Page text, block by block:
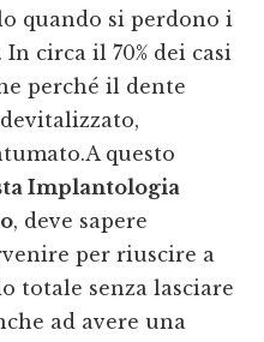
quando si perdono i
circa il 70% dei casi
perché il dente
questo
Implantologia
, deve sapere
per riuscire a
totale senza lasciare
ad avere una